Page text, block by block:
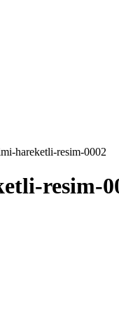
hareketli-resim-0002
resim-